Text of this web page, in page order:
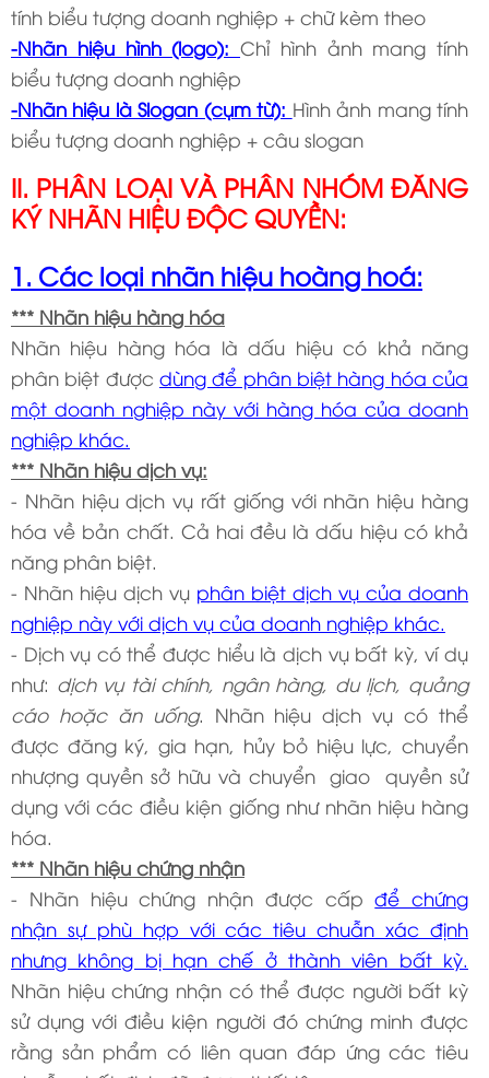
tính biểu tượng doanh nghiệp + chữ kèm theo
-Nhãn hiệu hình (logo):Chỉ hình ảnh mang tính
biểu tượng doanh nghiệp
-Nhãn hiệu là Slogan (cụm từ): Hình ảnh mang tính
biểu tượng doanh nghiệp + câu slogan
II. PHÂN LOẠI VÀ PHÂN NHÓM ĐĂNG
KÝ NHÃN HIỆU ĐỘC QUYỀN:
1. Các loại nhãn hiệu hoàng hoá:
*** Nhãn hiệu hàng hóa
Nhãn hiệu hàng hóa là dấu hiệu có khả năng
phân biệt đượcdùng để phân biệt hàng hóa của
một doanh nghiệp này với hàng hóa của doanh
nghiệp khác.
*** Nhãn hiệu dịch vụ:
- Nhãn hiệu dịch vụ rất giống với nhãn hiệu hàng
hóa về bản chất. Cả hai đều là dấu hiệu có khả
năng phân biệt.
- Nhãn hiệu dịch vụ phân biệt dịch vụ của doanh
nghiệp này với dịch vụ của doanh nghiệp khác.
- Dịch vụ có thể được hiểu là dịch vụ bất kỳ, ví dụ
như: dịch vụ tài chính, ngân hàng, du lịch, quảng
cáo hoặc ăn uống. Nhãn hiệu dịch vụ có thể
được đăng ký, gia hạn, hủy bỏ hiệu lực, chuyển
nhượng quyền sở hữu và chuyển giao quyền sử
dụng với các điều kiện giống như nhãn hiệu hàng
hóa.
*** Nhãn hiệu chứng nhận
- Nhãn hiệu chứng nhận được cấpđể chứng
nhận sự phù hợp với các tiêu chuẫn xác định
nhưng không bị hạn chế ở thành viên bất kỳ.
Nhãn hiệu chứng nhận có thể được người bất kỳ
sử dụng với điều kiện người đó chứng minh được
rằng sản phẩm có liên quan đáp ứng các tiêu